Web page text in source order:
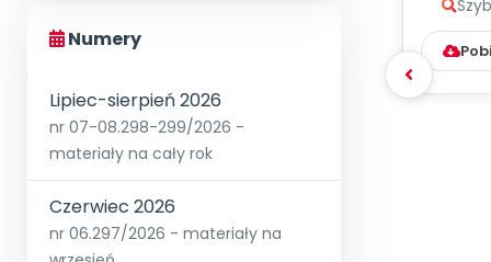
Numery
Lipiec-sierpień 2026
nr 07-08.298-299/2026 -
materiały na cały rok
Czerwiec 2026
nr 06.297/2026 - materiały na